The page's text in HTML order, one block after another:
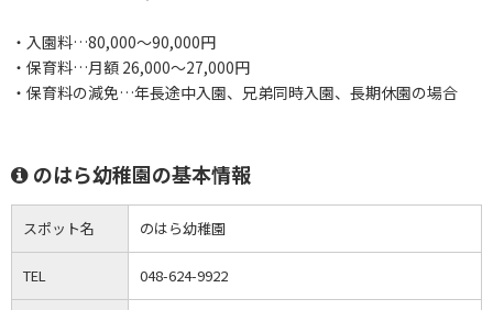
・入園料…80,000～90,000円
・保育料…月額 26,000～27,000円
・保育料の減免…年長途中入園、兄弟同時入園、長期休園の場合
のはら幼稚園の基本情報
スポット名 のはら幼稚園
TEL 048-624-9922